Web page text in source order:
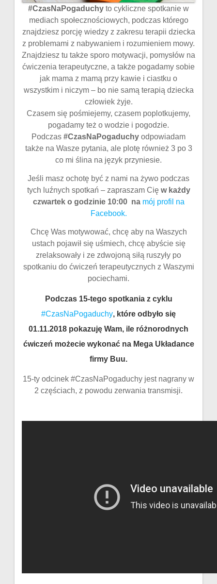
#CzasNaPogaduchy to cykliczne spotkanie w
mediach społecznościowych, podczas którego
znajdziesz porcję wiedzy z zakresu terapii dziecka
z problemami z nabywaniem i rozumieniem mowy.
Znajdziesz tu także sporo motywacji, pomysłów na
ćwiczenia terapeutyczne, a także pogadamy sobie
jak mama z mamą przy kawie i ciastku o
wszystkim i niczym – bo nie samą terapią dziecka
człowiek żyje.
Czasem się pośmiejemy, czasem poplotkujemy,
pogadamy też o wodzie i pogodzie.
Podczas #CzasNaPogaduchy odpowiadam
także na Wasze pytania, ale plotę również 3 po 3
co mi ślina na język przyniesie.
Jeśli masz ochotę być z nami na żywo podczas
tych luźnych spotkań – zapraszam Cię w każdy
czwartek o godzinie 10:00 na mój profil na
Facebook.
Chcę Was motywować, chcę aby na Waszych
ustach pojawił się uśmiech, chcę abyście się
zrelaksowały i ze zdwojoną siłą ruszyły po
spotkaniu do ćwiczeń terapeutycznych z Waszymi
pociechami.
Podczas 15-tego spotkania z cyklu
#CzasNaPogaduchy, które odbyło się
01.11.2018 pokazuję Wam, ile różnorodnych
ćwiczeń możecie wykonać na Mega Układance
firmy Buu.
15-ty odcinek #CzasNaPogaduchy jest nagrany w
2 częściach, z powodu zerwania transmisji.